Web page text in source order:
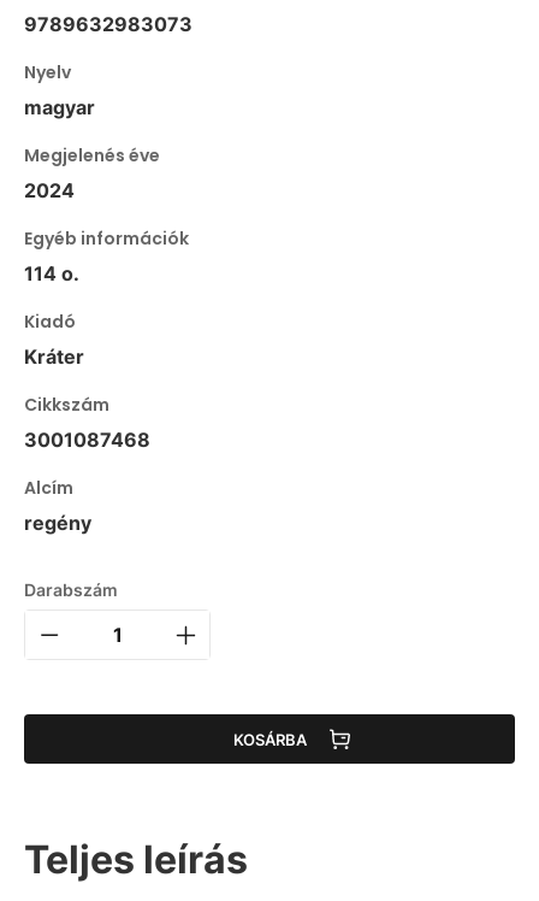
9789632983073
Nyelv
magyar
Megjelenés éve
2024
Egyéb információk
114 o.
Kiadó
Kráter
Cikkszám
3001087468
Alcím
regény
Darabszám
KOSÁRBA
Teljes leírás